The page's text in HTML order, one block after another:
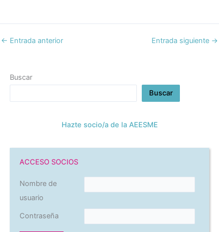
← Entrada anterior Entrada siguiente →
Buscar
Buscar
Hazte socio/a de la AEESME
ACCESO SOCIOS
Nombre de
usuario
Contraseña